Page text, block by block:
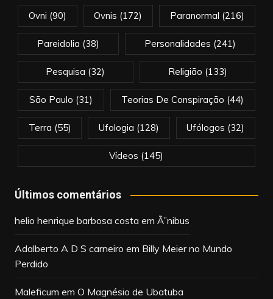
Ovni (90) Ovnis (172) Paranormal (216)
Pareidolia (38) Personalidades (241)
Pesquisa (32) Religião (133)
São Paulo (31) Teorias De Conspiração (44)
Terra (55) Ufologia (128) Ufólogos (32)
Vídeos (145)
Últimos comentários
helio henrique barbosa costa em Ã”nibus
Adalberto A D S carneiro em Billy Meier no Mundo
Perdido
Maleficum em O Magnésio de Ubatuba